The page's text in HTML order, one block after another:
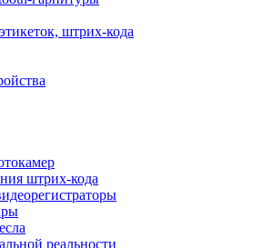
штрих-кода
штрих-кода
реальности